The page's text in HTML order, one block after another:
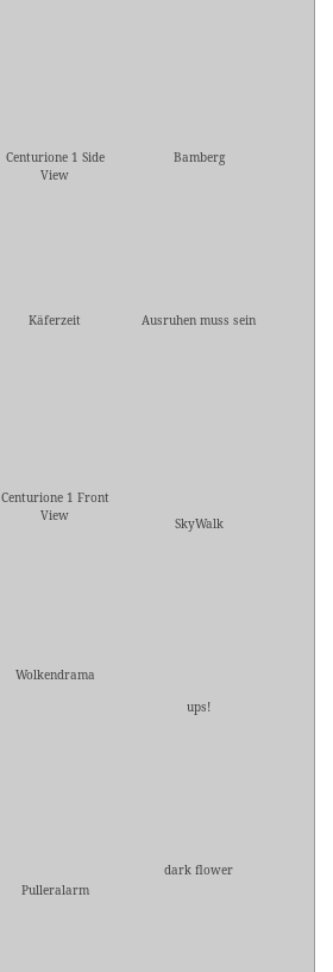
Centurione 1 Side
View
Bamberg
Käferzeit Ausruhen muss sein
Centurione 1 Front
View
SkyWalk
Wolkendrama
ups!
Pulleralarm
dark flower